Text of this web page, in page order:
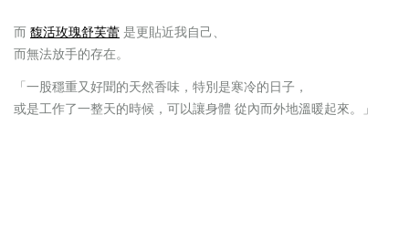
而 馥活玫瑰舒芙蕾 是更貼近我自己、
而無法放手的存在。
「一股穩重又好聞的天然香味，特別是寒冷的日子，
或是工作了一整天的時候，可以讓身體 從內而外地溫暖起來。」